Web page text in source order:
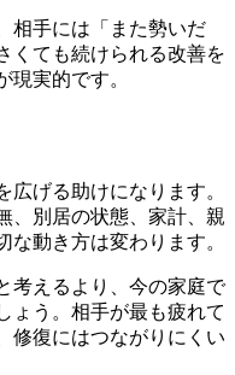
相手には「また勢いだ
くても続けられる改善を
現実的です。
げる助けになります。
、別居の状態、家計、親
動き方は変わります。
考えるより、今の家庭で
ょう。相手が最も疲れて
修復にはつながりにくい